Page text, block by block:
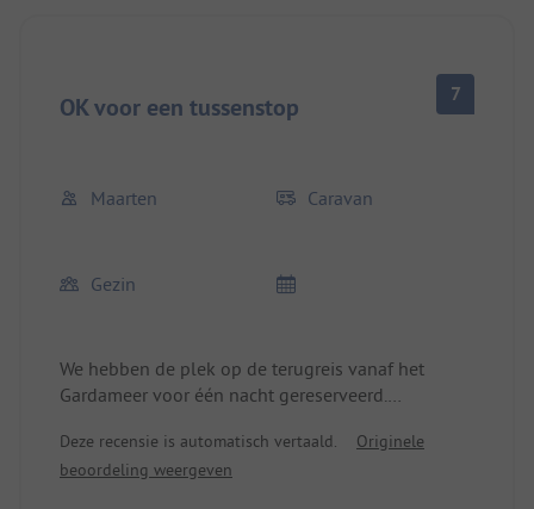
OK voor een tussenstop 7
Maarten Caravan
Gezin
We hebben de plek op de terugreis vanaf het
Gardameer voor één nacht gereserveerd.
De plek was vlak en stroom was dichtbij genoeg.
Voor water moest je 15 meter lopen.
Deze recensie is automatisch vertaald.
Originele
beoordeling weergeven